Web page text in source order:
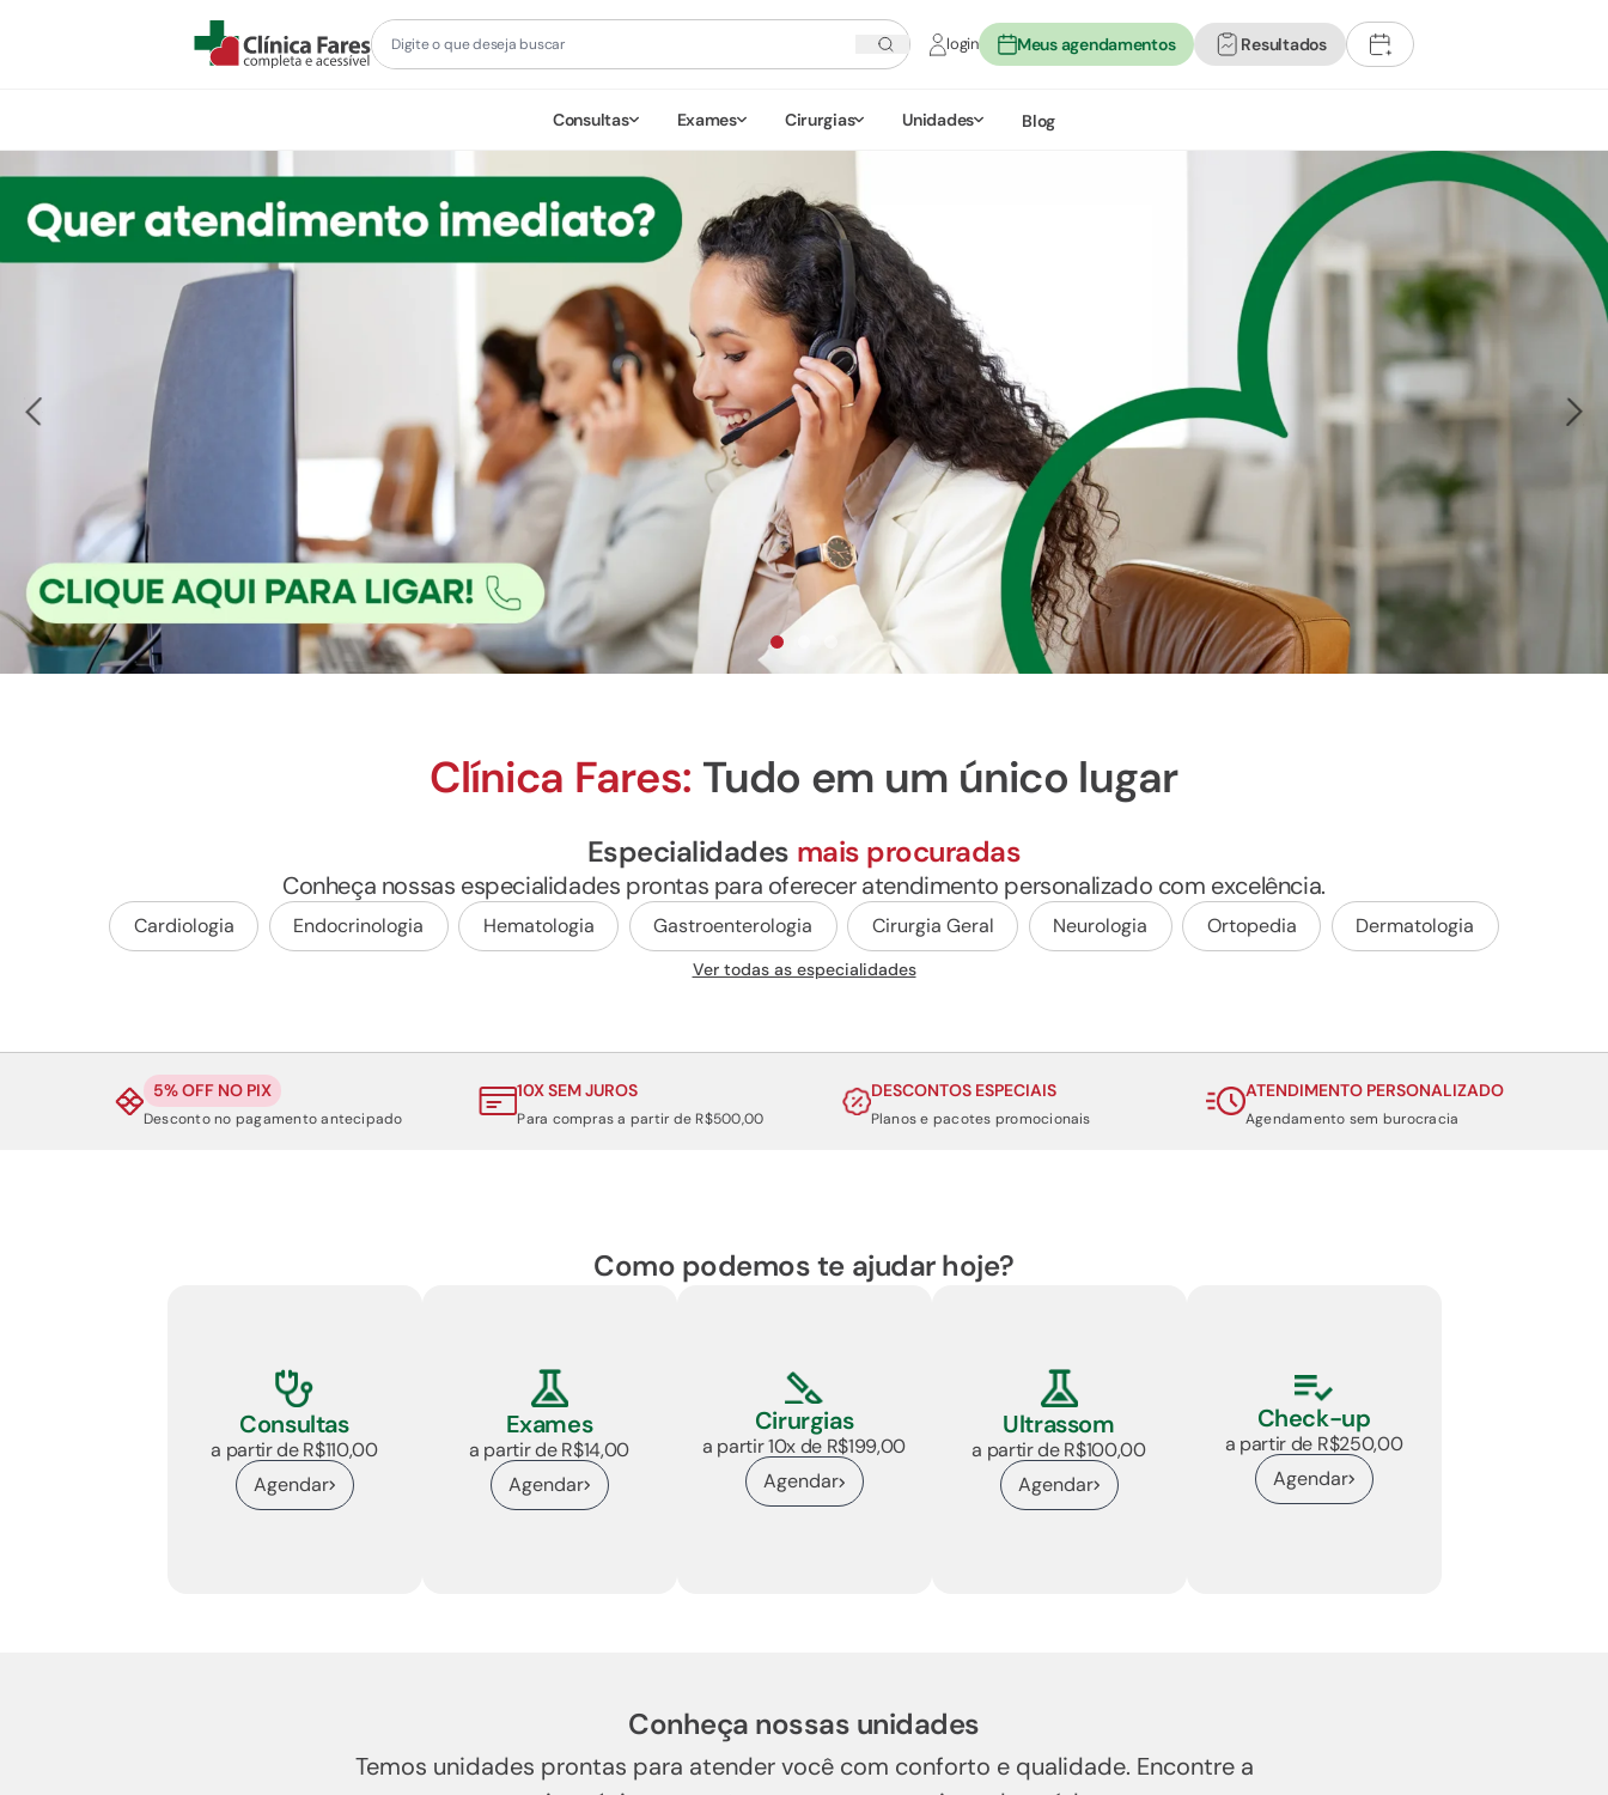
login Meus agendamentos Resultados +
Consultas Exames Cirurgias Unidades Blog
Clínica Fares: Tudo em um único lugar
Especialidades mais procuradas
Conheça nossas especialidades prontas para oferecer atendimento personalizado com excelência.
Cardiologia Endocrinologia Hematologia Gastroenterologia Cirurgia Geral Neurologia Ortopedia Dermatologia
Ver todas as especialidades
5% OFF NO PIX
Desconto no pagamento antecipado
10X SEM JUROS
Para compras a partir de R$500,00
DESCONTOS ESPECIAIS
Planos e pacotes promocionais
ATENDIMENTO PERSONALIZADO
Agendamento sem burocracia
Como podemos te ajudar hoje?
Consultas
a partir de R$110,00
Agendar
Exames
a partir de R$14,00
Agendar
Cirurgias
a partir 10x de R$199,00
Agendar
Ultrassom
a partir de R$100,00
Agendar
Check-up
a partir de R$250,00
Agendar
Conheça nossas unidades
Temos unidades prontas para atender você com conforto e qualidade. Encontre a